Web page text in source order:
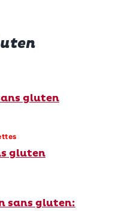
gluten
gluten
sans gluten: